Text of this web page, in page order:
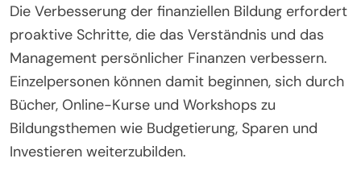
Die Verbesserung der finanziellen Bildung erfordert
proaktive Schritte, die das Verständnis und das
Management persönlicher Finanzen verbessern.
Einzelpersonen können damit beginnen, sich durch
Bücher, Online-Kurse und Workshops zu
Bildungsthemen wie Budgetierung, Sparen und
Investieren weiterzubilden.